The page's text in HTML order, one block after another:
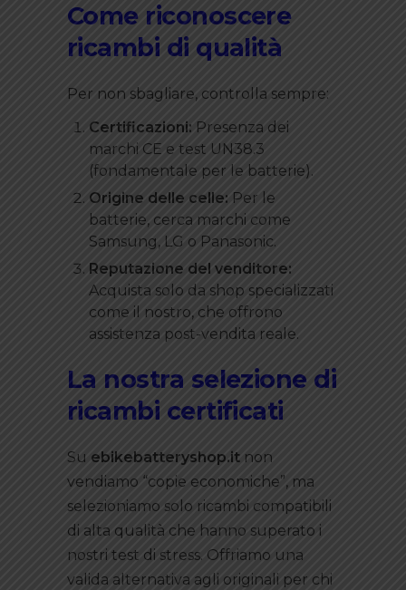
Come riconoscere
ricambi di qualità
Per non sbagliare, controlla sempre:
Certificazioni: Presenza dei
marchi CE e test UN38.3
(fondamentale per le batterie).
Origine delle celle: Per le
batterie, cerca marchi come
Samsung, LG o Panasonic.
Reputazione del venditore:
Acquista solo da shop specializzati
come il nostro, che offrono
assistenza post-vendita reale.
La nostra selezione di
ricambi certificati
Su ebikebatteryshop.it non
vendiamo “copie economiche”, ma
selezioniamo solo ricambi compatibili
di alta qualità che hanno superato i
nostri test di stress. Offriamo una
valida alternativa agli originali per chi